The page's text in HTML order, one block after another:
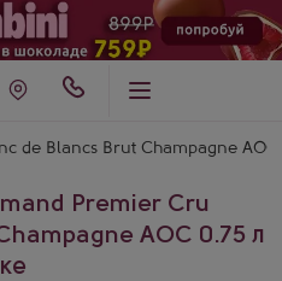
de Blancs Brut Champagne
Premier Cru
AOC 0.75 л